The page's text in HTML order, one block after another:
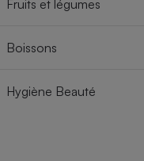
Fruits et légumes
Boissons
Hygiène Beauté